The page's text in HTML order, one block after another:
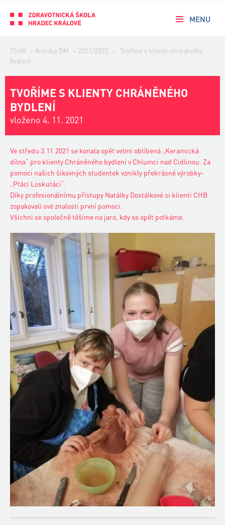
MENU
ZSHK > Kronika DM > 2021/2022 > Tvoříme s klienty chráněného
bydlení
TVOŘÍME S KLIENTY CHRÁNĚNÉHO
BYDLENÍ
vloženo 4. 11. 2021
Ve středu 3.11.2021 se konala opět velmi oblíbená „Keramická
dílna“ pro klienty Chráněného bydlení v Chlumci nad Cidlinou. Za
pomoci našich šikovných studentek vznikly překrásné výrobky-
„Ptáci Loskutáci“.
Díky profesionálnímu přístupy Natálky Dostálkové si klienti CHB
zopakovali své znalosti první pomoci.
Všichni se společně těšíme na jaro, kdy se opět potkáme.